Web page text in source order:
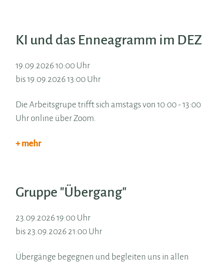
KI und das Enneagramm im DEZ
19.09.2026 10:00 Uhr
bis 19.09.2026 13:00 Uhr
Die Arbeitsgrupe trifft sich amstags von 10:00 - 13:00
Uhr online über Zoom.
+ mehr
Gruppe "Übergang"
23.09.2026 19:00 Uhr
bis 23.09.2026 21:00 Uhr
Übergänge begegnen und begleiten uns in allen